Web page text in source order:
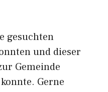
gesuchten
und dieser
Gemeinde
Gerne